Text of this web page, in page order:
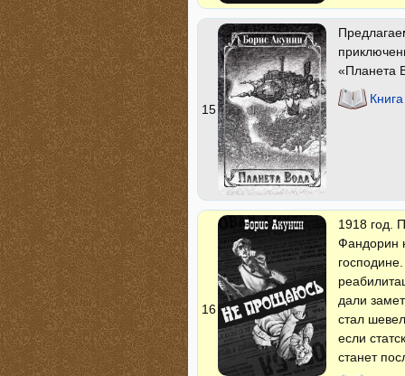
15
«Планета
16
1918 год.
Фандорин
дали
стал
если
станет